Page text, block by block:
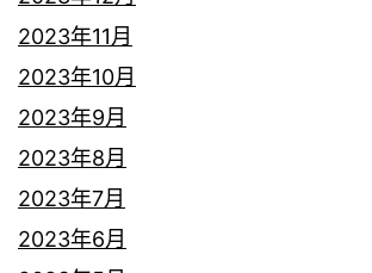
2023年11月
2023年10月
2023年9月
2023年8月
2023年7月
2023年6月